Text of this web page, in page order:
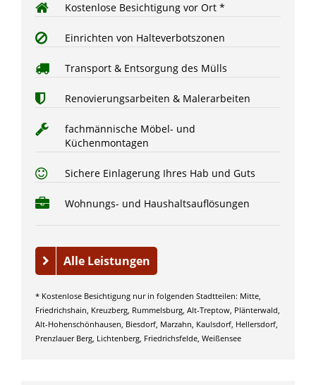
Kostenlose Besichtigung vor Ort *
Einrichten von Halteverbotszonen
Transport & Entsorgung des Mülls
Renovierungsarbeiten & Malerarbeiten
fachmännische Möbel- und
Küchenmontagen
Sichere Einlagerung Ihres Hab und Guts
Wohnungs- und Haushaltsauflösungen
Alle Leistungen
* Kostenlose Besichtigung nur in folgenden Stadtteilen: Mitte,
Friedrichshain, Kreuzberg, Rummelsburg, Alt-Treptow, Plänterwald,
Alt-Hohenschönhausen, Biesdorf, Marzahn, Kaulsdorf, Hellersdorf,
Prenzlauer Berg, Lichtenberg, Friedrichsfelde, Weißensee